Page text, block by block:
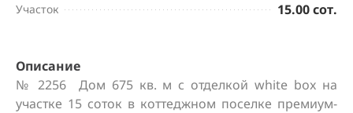
Участок 15.00 сот.
Описание
№ 2256  Дом 675 кв. м с отделкой white box на
участке 15 соток в коттеджном поселке премиум-